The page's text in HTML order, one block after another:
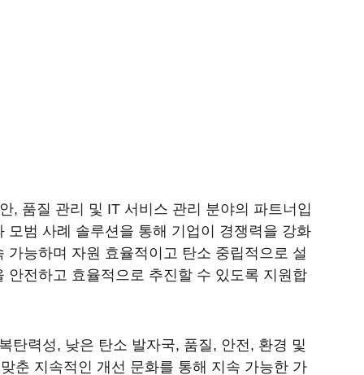
, 품질 관리 및 IT 서비스 관리 분야의 파트너입
모범 사례 솔루션을 통해 기업이 경쟁력을 강화
가능하며 자원 효율적이고 탄소 중립적으로 설
안전하고 효율적으로 추진할 수 있도록 지원합
탄력성, 낮은 탄소 발자국, 품질, 안전, 환경 및
춘 지속적인 개선 문화를 통해 지속 가능한 가